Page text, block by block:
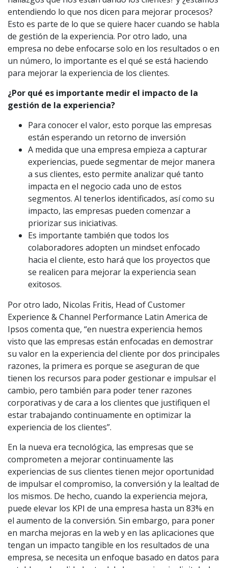
entendiendo lo que nos dicen para mejorar procesos?
Esto es parte de lo que se quiere hacer cuando se habla
de gestión de la experiencia. Por otro lado, una
empresa no debe enfocarse solo en los resultados o en
un número, lo importante es el qué se está haciendo
para mejorar la experiencia de los clientes.
¿Por qué es importante medir el impacto de la
gestión de la experiencia?
Para conocer el valor, esto porque las empresas
están esperando un retorno de inversión
A medida que una empresa empieza a capturar
experiencias, puede segmentar de mejor manera
a sus clientes, esto permite analizar qué tanto
impacta en el negocio cada uno de estos
segmentos. Al tenerlos identificados, así como su
impacto, las empresas pueden comenzar a
priorizar sus iniciativas.
Es importante también que todos los
colaboradores adopten un mindset enfocado
hacia el cliente, esto hará que los proyectos que
se realicen para mejorar la experiencia sean
exitosos.
Por otro lado, Nicolas Fritis, Head of Customer
Experience & Channel Performance Latin America de
Ipsos comenta que, “en nuestra experiencia hemos
visto que las empresas están enfocadas en demostrar
su valor en la experiencia del cliente por dos principales
razones, la primera es porque se aseguran de que
tienen los recursos para poder gestionar e impulsar el
cambio, pero también para poder tener razones
corporativas y de cara a los clientes que justifiquen el
estar trabajando continuamente en optimizar la
experiencia de los clientes”.
En la nueva era tecnológica, las empresas que se
comprometen a mejorar continuamente las
experiencias de sus clientes tienen mejor oportunidad
de impulsar el compromiso, la conversión y la lealtad de
los mismos. De hecho, cuando la experiencia mejora,
puede elevar los KPI de una empresa hasta un 83% en
el aumento de la conversión. Sin embargo, para poner
en marcha mejoras en la web y en las aplicaciones que
tengan un impacto tangible en los resultados de una
empresa, se necesita un enfoque basado en datos para